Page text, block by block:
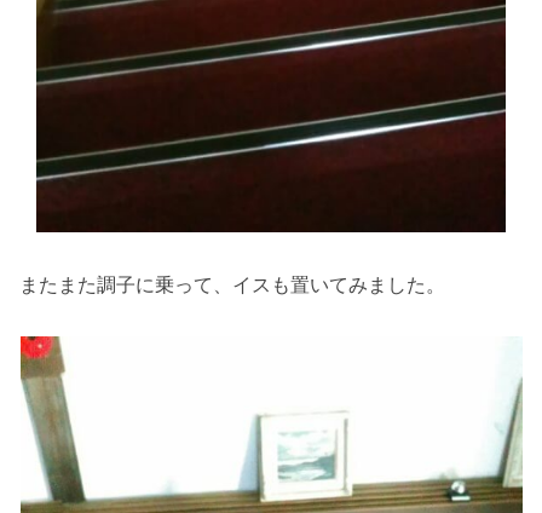
またまた調子に乗って、イスも置いてみました。